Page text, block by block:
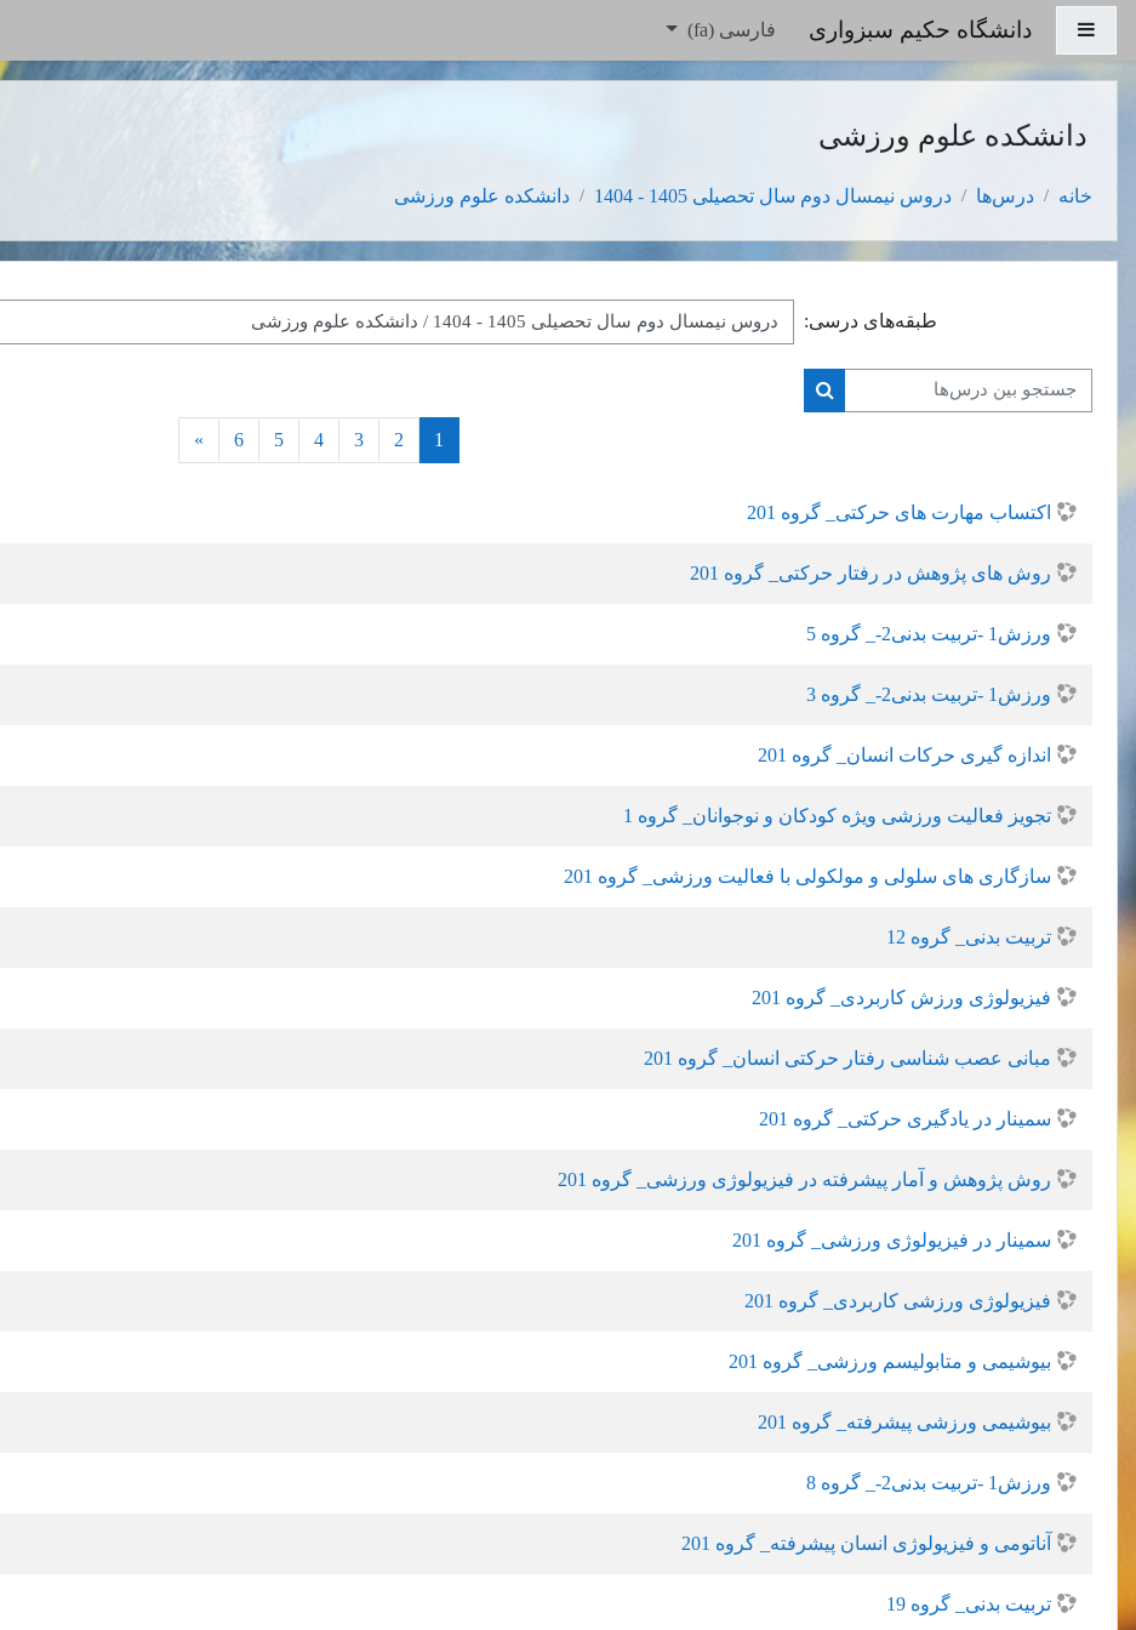
پرش به محتوای اصلی
پنل کناریدانشگاه حکیم سبزواری فارسی ‎(fa)‎
دانشکده علوم ورزشی
خانه درس‌ها دروس نیمسال دوم سال تحصیلی 1405 - 1404 دانشکده علوم ورزشی
طبقه‌های درسی:
جستجو بین درس‌ها
جستجو بین درس‌ها
1
(current)
2
3
4
5
6
»ادامه
اکتساب مهارت های حرکتی_ گروه 201
روش های پژوهش در رفتار حرکتی_ گروه 201
ورزش1 -تربیت بدنی2-_ گروه 5
ورزش1 -تربیت بدنی2-_ گروه 3
اندازه گیری حرکات انسان_ گروه 201
تجویز فعالیت ورزشی ویژه کودکان و نوجوانان_ گروه 1
سازگاری های سلولی و مولکولی با فعالیت ورزشی_ گروه 201
تربیت بدنی_ گروه 12
فیزیولوژی ورزش کاربردی_ گروه 201
مبانی عصب شناسی رفتار حرکتی انسان_ گروه 201
سمینار در یادگیری حرکتی_ گروه 201
روش پژوهش و آمار پیشرفته در فیزیولوژی ورزشی_ گروه 201
سمینار در فیزیولوژی ورزشی_ گروه 201
فیزیولوژی ورزشی کاربردی_ گروه 201
بیوشیمی و متابولیسم ورزشی_ گروه 201
بیوشیمی ورزشی پیشرفته_ گروه 201
ورزش1 -تربیت بدنی2-_ گروه 8
آناتومی و فیزیولوژی انسان پیشرفته_ گروه 201
تربیت بدنی_ گروه 19